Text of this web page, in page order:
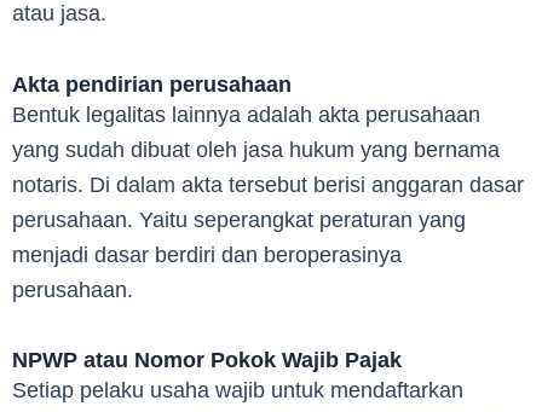
atau jasa.
Akta pendirian perusahaan
Bentuk legalitas lainnya adalah akta perusahaan
yang sudah dibuat oleh jasa hukum yang bernama
notaris. Di dalam akta tersebut berisi anggaran dasar
perusahaan. Yaitu seperangkat peraturan yang
menjadi dasar berdiri dan beroperasinya
perusahaan.
NPWP atau Nomor Pokok Wajib Pajak
Setiap pelaku usaha wajib untuk mendaftarkan